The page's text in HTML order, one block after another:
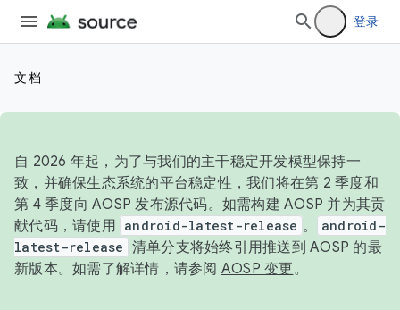
登录
文档
自 2026 年起，为了与我们的主干稳定开发模型保持一
致，并确保生态系统的平台稳定性，我们将在第 2 季度和
第 4 季度向 AOSP 发布源代码。如需构建 AOSP 并为其贡
献代码，请使用 android-latest-release 。
android-
latest-release 清单分支将始终引用推送到 AOSP 的最
新版本。如需了解详情，请参阅 AOSP 变更。